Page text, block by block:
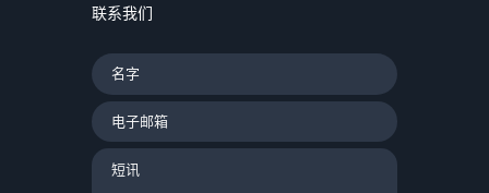
联系我们